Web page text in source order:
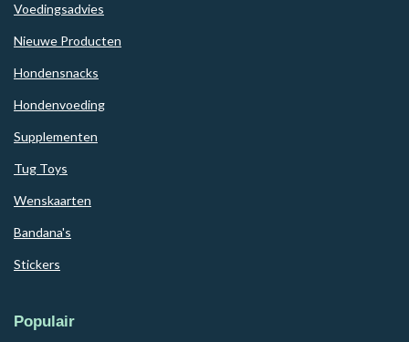
Voedingsadvies
Nieuwe Producten
Hondensnacks
Hondenvoeding
Supplementen
Tug Toys
Wenskaarten
Bandana's
Stickers
Populair